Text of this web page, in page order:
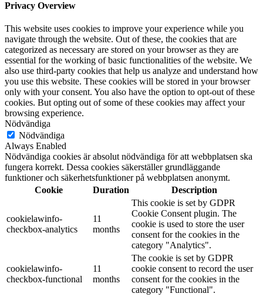
Privacy Overview
This website uses cookies to improve your experience while you
navigate through the website. Out of these, the cookies that are
categorized as necessary are stored on your browser as they are
essential for the working of basic functionalities of the website. We
also use third-party cookies that help us analyze and understand how
you use this website. These cookies will be stored in your browser
only with your consent. You also have the option to opt-out of these
cookies. But opting out of some of these cookies may affect your
browsing experience.
Nödvändiga
Nödvändiga
Always Enabled
Nödvändiga cookies är absolut nödvändiga för att webbplatsen ska
fungera korrekt. Dessa cookies säkerställer grundläggande
funktioner och säkerhetsfunktioner på webbplatsen anonymt.
Cookie
Duration Description
cookielawinfo-
checkbox-analytics
11
months
This cookie is set by GDPR
Cookie Consent plugin. The
cookie is used to store the user
consent for the cookies in the
category "Analytics".
cookielawinfo-
checkbox-functional
11
months
The cookie is set by GDPR
cookie consent to record the user
consent for the cookies in the
category "Functional".